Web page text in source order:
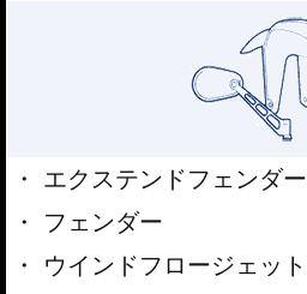
エクステンドフェンダー
フェンダー
ウインドフロージェット